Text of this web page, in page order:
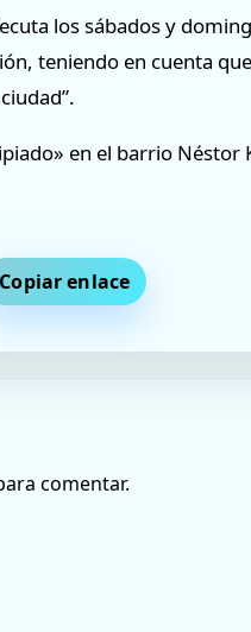
los sábados y
teniendo en cuenta
en el barrio Néstor
Copiar enlace
comentar.